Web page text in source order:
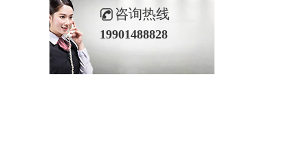
咨询热线
19901488828